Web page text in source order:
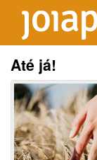
Até já!